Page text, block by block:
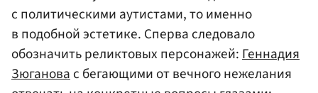
с политическими аутистами, то именно
в подобной эстетике. Сперва следовало
обозначить реликтовых персонажей:Геннадия
Зюгановас бегающими от вечного нежелания